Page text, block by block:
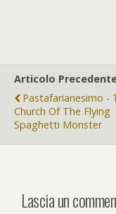
Articolo
Pastafarianesimo -
Church Of The Flying
Spaghetti Monster
Lascia un